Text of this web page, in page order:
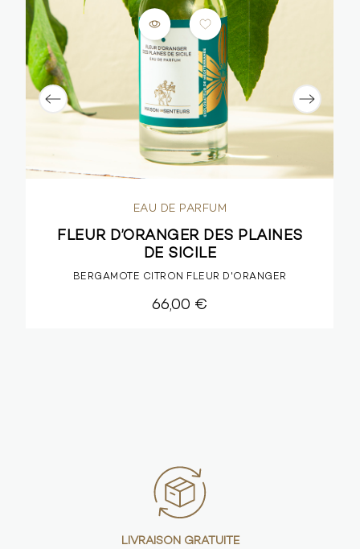
EAU DE PARFUM
FLEUR D’ORANGER DES PLAINES
DE SICILE
BERGAMOTE CITRON FLEUR D'ORANGER
66,00 €
LIVRAISON GRATUITE